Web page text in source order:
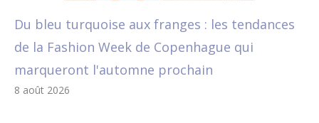
Du bleu turquoise aux franges : les tendances
de la Fashion Week de Copenhague qui
marqueront l'automne prochain
8 août 2026